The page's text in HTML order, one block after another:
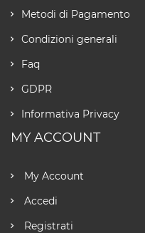
Metodi di Pagamento
Condizioni generali
Faq
GDPR
Informativa Privacy
MY ACCOUNT
My Account
Accedi
Registrati